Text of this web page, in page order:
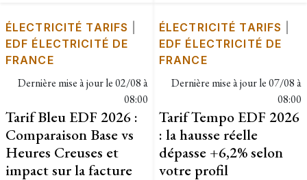
ÉLECTRICITÉ TARIFS
EDF ÉLECTRICITÉ DE
FRANCE
Dernière mise à jour le02/08 à
08:00
Tarif Bleu EDF 2026 :
Comparaison Base vs
Heures Creuses et
impact sur la facture
ÉLECTRICITÉ TARIFS
EDF ÉLECTRICITÉ DE
FRANCE
Dernière mise à jour le07/08 à
08:00
Tarif Tempo EDF 2026
: la hausse réelle
dépasse +6,2% selon
votre profil